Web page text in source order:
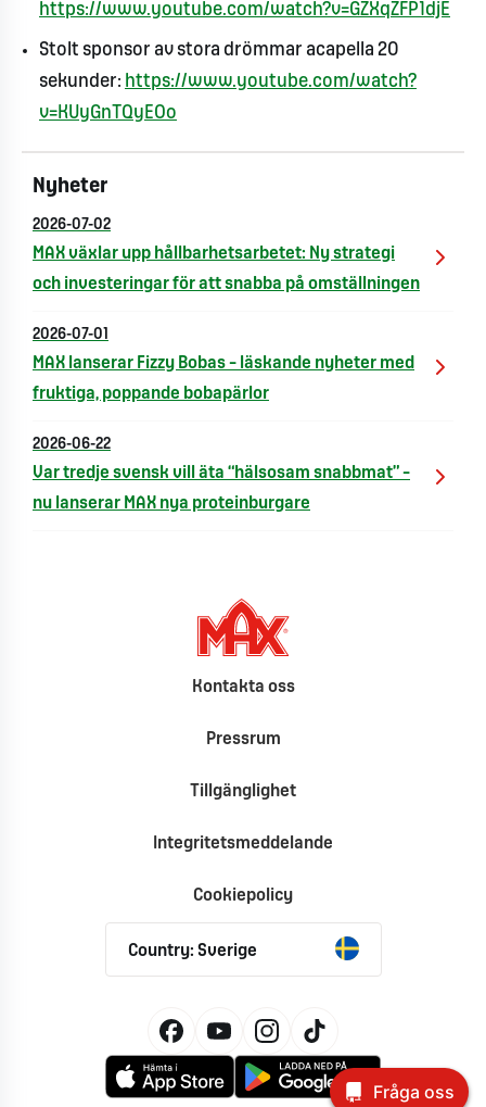
https://www.youtube.com/watch?v=GZXqZFP1djE
Stolt sponsor av stora drömmar acapella 20
sekunder: https://www.youtube.com/watch?
v=KUyGnTQyEOo
Nyheter
2026-07-02
MAX växlar upp hållbarhetsarbetet: Ny strategi
och investeringar för att snabba på omställningen
2026-07-01
MAX lanserar Fizzy Bobas – läskande nyheter med
fruktiga, poppande bobapärlor
2026-06-22
Var tredje svensk vill äta “hälsosam snabbmat” –
nu lanserar MAX nya proteinburgare
Kontakta oss
Pressrum
Tillgänglighet
Integritetsmeddelande
Cookiepolicy
Country: Sverige
Fråga oss